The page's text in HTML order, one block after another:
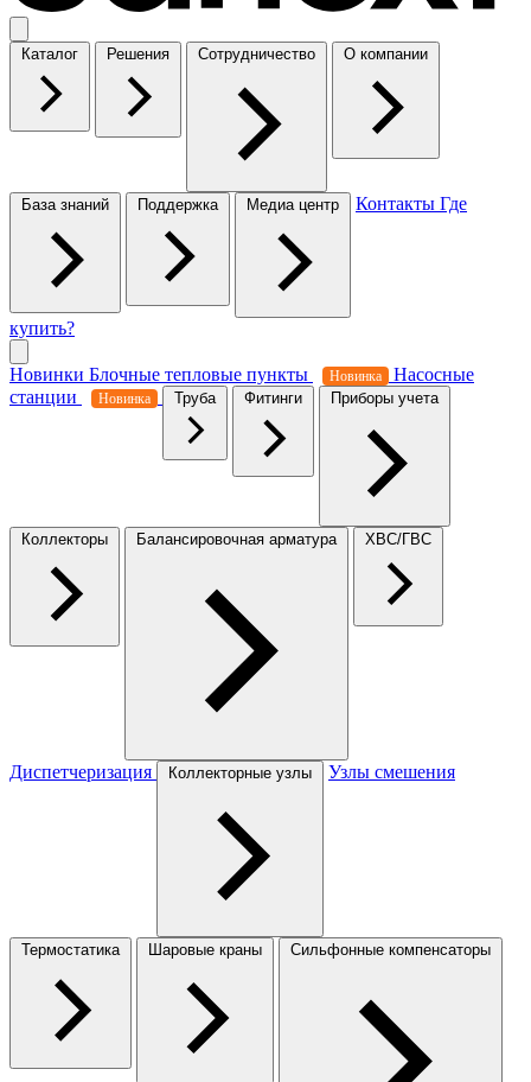
Каталог Решения Сотрудничество О компании
База знаний Поддержка Медиа центр Контакты Где
купить?
Новинки Блочные тепловые пункты Новинка
Насосные
станции
Новинка Труба Фитинги Приборы учета
Коллекторы Балансировочная арматура ХВС/ГВС
Диспетчеризация Коллекторные узлы Узлы смешения
Термостатика Шаровые краны Сильфонные компенсаторы